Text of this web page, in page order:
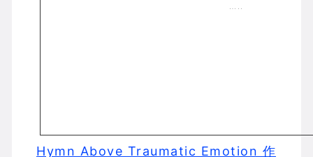
…..
Hymn Above Traumatic Emotion 作